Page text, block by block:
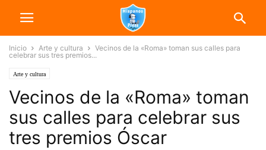
Inicio Arte y cultura
Vecinos de la «Roma» toman sus calles para
celebrar sus tres premios...
Arte y cultura
Vecinos de la «Roma» toman
sus calles para celebrar sus
tres premios Óscar